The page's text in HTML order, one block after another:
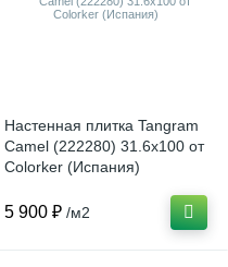
Настенная плитка Tangram
Camel (222280) 31.6x100 от
Colorker (Испания)
5 900 ₽ /м2